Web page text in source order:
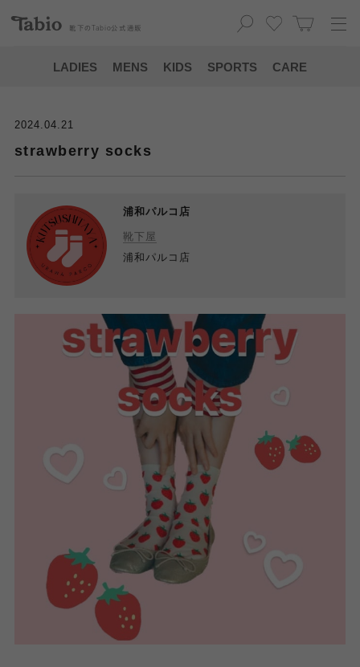
靴下の Tabio 公式通販
LADIES MENS KIDS SPORTS CARE
2024.04.21
strawberry socks
浦和パルコ店
靴下屋
浦和パルコ店